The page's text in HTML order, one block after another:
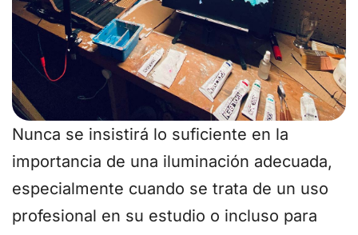
Nunca se insistirá lo suficiente en la
importancia de una iluminación adecuada,
especialmente cuando se trata de un uso
profesional en su estudio o incluso para